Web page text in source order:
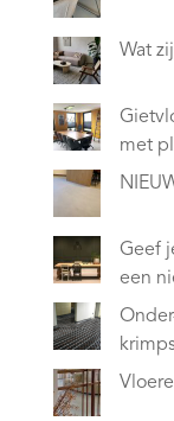
Wat
met
Geef
een